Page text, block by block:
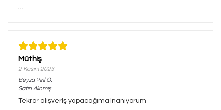
…
Müthiş
2 Kasım 2023
Beyza PırılÖ.
Satın Alınmış
Tekrar alışveriş yapacağıma inanıyorum